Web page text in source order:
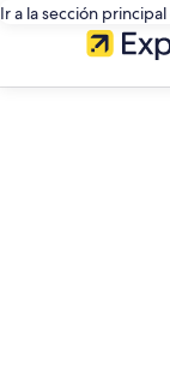
Ir a la sección